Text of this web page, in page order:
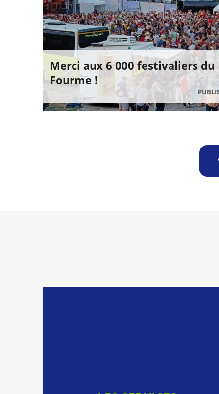
Merci aux 6 000 festivaliers du
Fourme !